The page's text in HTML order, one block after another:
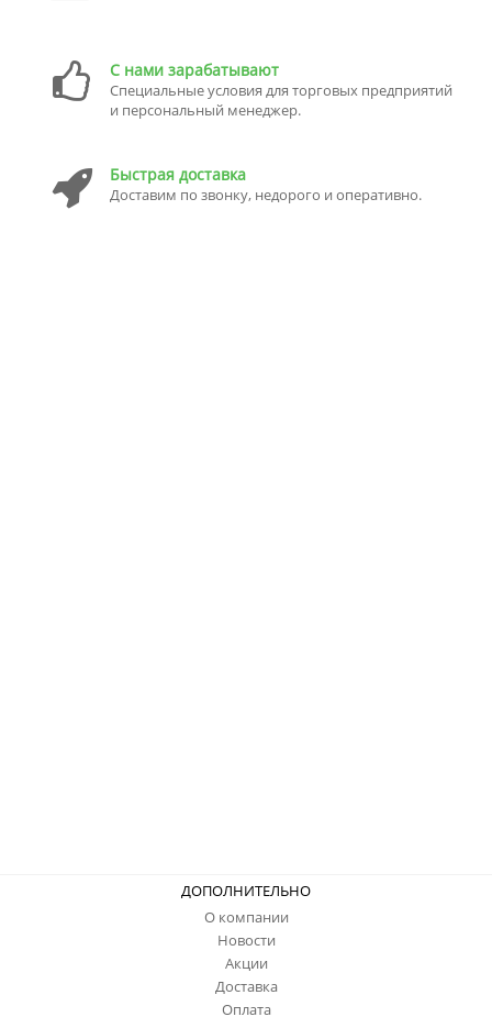
С нами зарабатывают
Специальные условия для торговых предприятий
и персональный менеджер.
Быстрая доставка
Доставим по звонку, недорого и оперативно.
ДОПОЛНИТЕЛЬНО
О компании
Новости
Акции
Доставка
Оплата